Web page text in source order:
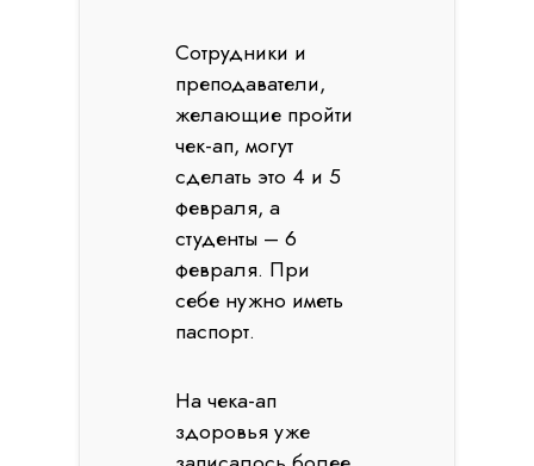
Сотрудники и
преподаватели,
желающие пройти
чек-ап, могут
сделать это 4 и 5
февраля, а
студенты – 6
февраля. При
себе нужно иметь
паспорт.
На чека-ап
здоровья уже